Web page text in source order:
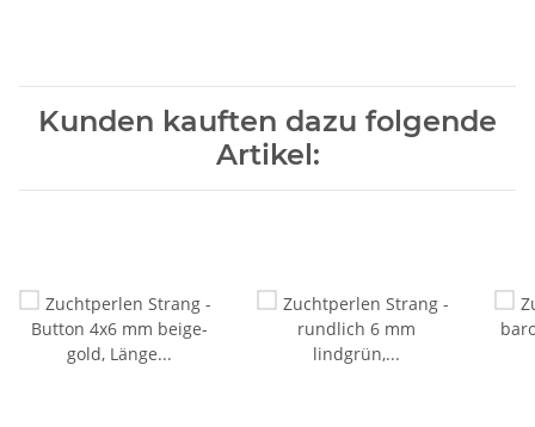
Kunden kauften dazu folgende
Artikel: